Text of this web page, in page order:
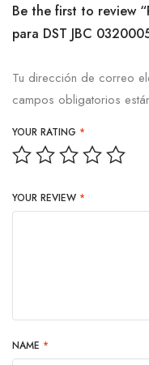
Be the first to review
para DST JBC
Tu dirección de correo
campos obligatorios
YOUR RATING *
YOUR REVIEW *
NAME *